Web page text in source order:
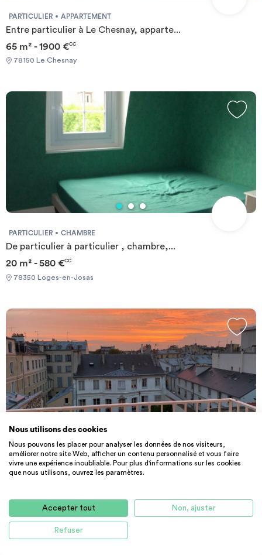
PARTICULIER APPARTEMENT
Entre particulier à Le Chesnay, apparte...
65 m² - 1900 €CC
78150 Le Chesnay
PARTICULIER CHAMBRE
De particulier à particulier , chambre,...
20 m² - 580 €CC
78350 Loges-en-Josas
PARTICULIER APPARTEMENT
Location de particulier à particulier, ...
Nous utilisons des cookies
Nous pouvons les placer pour analyser les données de nos visiteurs,
améliorer notre site Web, afficher un contenu personnalisé et vous faire
vivre une expérience inoubliable. Pour plus d'informations sur les cookies
que nous utilisons, ouvrez les paramètres.
Accepter tout Non, ajuster
Refuser